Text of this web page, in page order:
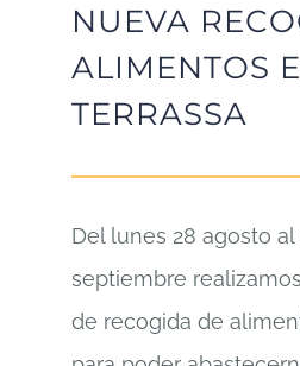
NUEVA
ALIMENTOS
TERRASSA
Del lunes 28 agosto al
septiembre
de recogida de